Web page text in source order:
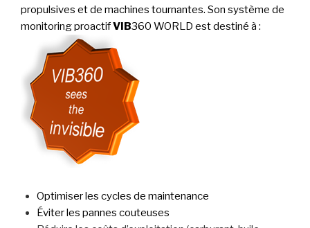
propulsives et de machines tournantes. Son système de
monitoring proactifVIB360 WORLD est destiné à :
Optimiser les cycles de maintenance
Éviter les pannes couteuses